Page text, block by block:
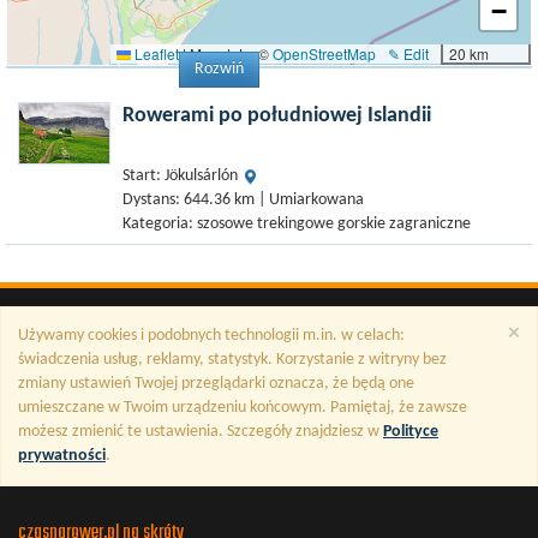
−
20 km
✎ Edit
Leaflet|Map data: ©OpenStreetMap
Rozwiń
Rowerami po południowej Islandii
Start: Jökulsárlón
Dystans: 644.36 km | Umiarkowana
Kategoria: szosowe trekingowe gorskie zagraniczne
×
Używamy cookies i podobnych technologii m.in. w celach:
świadczenia usług, reklamy, statystyk. Korzystanie z witryny bez
zmiany ustawień Twojej przeglądarki oznacza, że będą one
umieszczane w Twoim urządzeniu końcowym. Pamiętaj, że zawsze
możesz zmienić te ustawienia. Szczegóły znajdziesz w Polityce
prywatności.